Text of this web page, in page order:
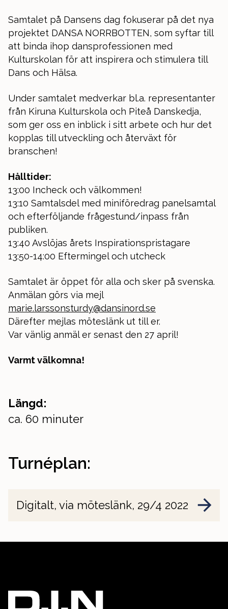
Samtalet på Dansens dag fokuserar på det nya
projektet DANSA NORRBOTTEN, som syftar till
att binda ihop dansprofessionen med
Kulturskolan för att inspirera och stimulera till
Dans och Hälsa.
Under samtalet medverkar bl.a. representanter
från Kiruna Kulturskola och Piteå Danskedja,
som ger oss en inblick i sitt arbete och hur det
kopplas till utveckling och återväxt för
branschen!
Hålltider:
13:00 Incheck och välkommen!
13:10 Samtalsdel med miniföredrag panelsamtal
och efterföljande frågestund/inpass från
publiken.
13:40 Avslöjas årets Inspirationspristagare
13:50-14:00 Eftermingel och utcheck
Samtalet är öppet för alla och sker på svenska.
Anmälan görs via mejl
marie.larssonsturdy@dansinord.se
Därefter mejlas möteslänk ut till er.
Var vänlig anmäl er senast den 27 april!
Varmt välkomna!
Längd:
ca. 60 minuter
Turnéplan:
Digitalt, via möteslänk, 29/4 2022